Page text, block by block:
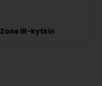
Zone IR-kytkin